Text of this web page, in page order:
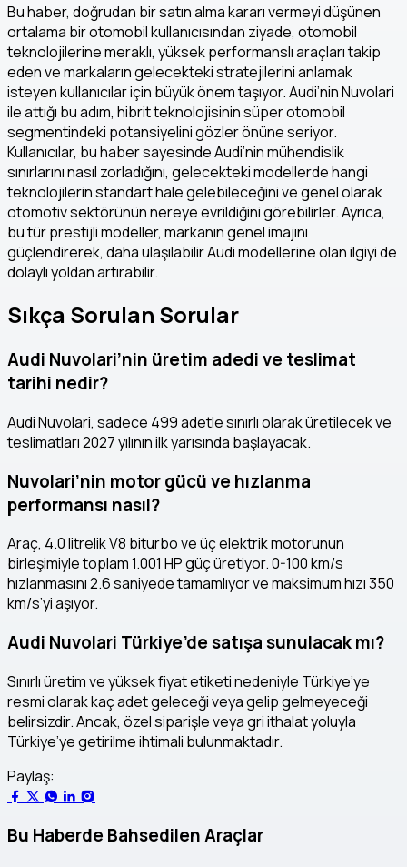
Bu haber, doğrudan bir satın alma kararı vermeyi düşünen
ortalama bir otomobil kullanıcısından ziyade, otomobil
teknolojilerine meraklı, yüksek performanslı araçları takip
eden ve markaların gelecekteki stratejilerini anlamak
isteyen kullanıcılar için büyük önem taşıyor. Audi’nin Nuvolari
ile attığı bu adım, hibrit teknolojisinin süper otomobil
segmentindeki potansiyelini gözler önüne seriyor.
Kullanıcılar, bu haber sayesinde Audi’nin mühendislik
sınırlarını nasıl zorladığını, gelecekteki modellerde hangi
teknolojilerin standart hale gelebileceğini ve genel olarak
otomotiv sektörünün nereye evrildiğini görebilirler. Ayrıca,
bu tür prestijli modeller, markanın genel imajını
güçlendirerek, daha ulaşılabilir Audi modellerine olan ilgiyi de
dolaylı yoldan artırabilir.
Sıkça Sorulan Sorular
Audi Nuvolari’nin üretim adedi ve teslimat
tarihi nedir?
Audi Nuvolari, sadece 499 adetle sınırlı olarak üretilecek ve
teslimatları 2027 yılının ilk yarısında başlayacak.
Nuvolari’nin motor gücü ve hızlanma
performansı nasıl?
Araç, 4.0 litrelik V8 biturbo ve üç elektrik motorunun
birleşimiyle toplam 1.001 HP güç üretiyor. 0-100 km/s
hızlanmasını 2.6 saniyede tamamlıyor ve maksimum hızı 350
km/s’yi aşıyor.
Audi Nuvolari Türkiye’de satışa sunulacak mı?
Sınırlı üretim ve yüksek fiyat etiketi nedeniyle Türkiye’ye
resmi olarak kaç adet geleceği veya gelip gelmeyeceği
belirsizdir. Ancak, özel siparişle veya gri ithalat yoluyla
Türkiye’ye getirilme ihtimali bulunmaktadır.
Paylaş:
Bu Haberde Bahsedilen Araçlar